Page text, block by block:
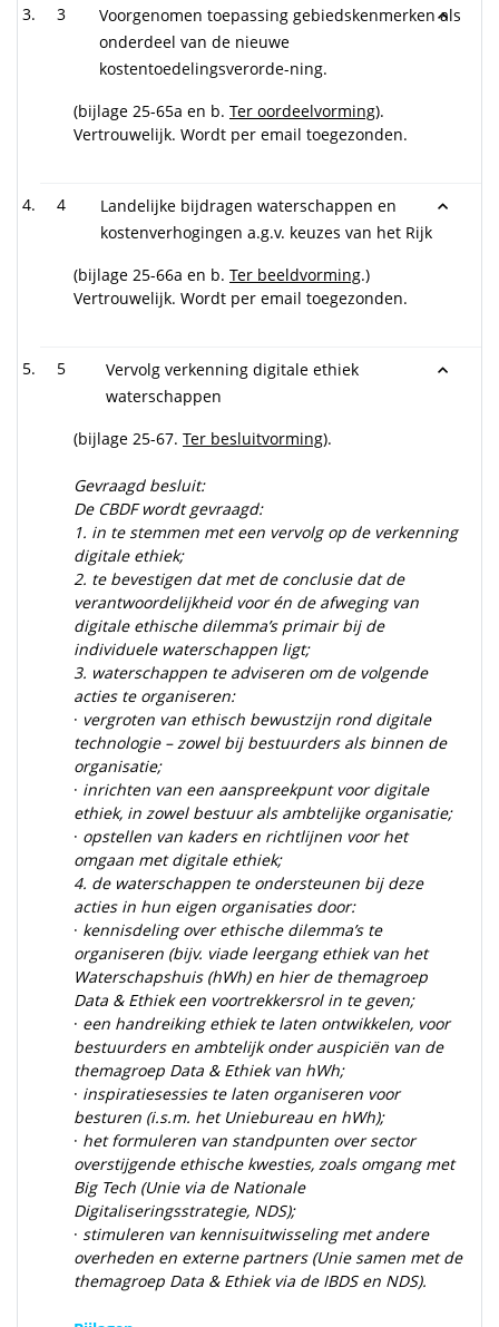
3
Voorgenomen toepassing gebiedskenmerken als
onderdeel van de nieuwe
kostentoedelingsverorde-ning.
(bijlage 25-65a en b. Ter oordeelvorming).
Vertrouwelijk. Wordt per email toegezonden.
4
Landelijke bijdragen waterschappen en
kostenverhogingen a.g.v. keuzes van het Rijk
(bijlage 25-66a en b. Ter beeldvorming.)
Vertrouwelijk. Wordt per email toegezonden.
5
Vervolg verkenning digitale ethiek
waterschappen
(bijlage 25-67. Ter besluitvorming).
Gevraagd besluit:
De CBDF wordt gevraagd:
1. in te stemmen met een vervolg op de verkenning
digitale ethiek;
2. te bevestigen dat met de conclusie dat de
verantwoordelijkheid voor én de afweging van
digitale ethische dilemma’s primair bij de
individuele waterschappen ligt;
3. waterschappen te adviseren om de volgende
acties te organiseren:
· vergroten van ethisch bewustzijn rond digitale
technologie – zowel bij bestuurders als binnen de
organisatie;
· inrichten van een aanspreekpunt voor digitale
ethiek, in zowel bestuur als ambtelijke organisatie;
· opstellen van kaders en richtlijnen voor het
omgaan met digitale ethiek;
4. de waterschappen te ondersteunen bij deze
acties in hun eigen organisaties door:
· kennisdeling over ethische dilemma’s te
organiseren (bijv. viade leergang ethiek van het
Waterschapshuis (hWh) en hier de themagroep
Data & Ethiek een voortrekkersrol in te geven;
· een handreiking ethiek te laten ontwikkelen, voor
bestuurders en ambtelijk onder auspiciën van de
themagroep Data & Ethiek van hWh;
· inspiratiesessies te laten organiseren voor
besturen (i.s.m. het Uniebureau en hWh);
· het formuleren van standpunten over sector
overstijgende ethische kwesties, zoals omgang met
Big Tech (Unie via de Nationale
Digitaliseringsstrategie, NDS);
· stimuleren van kennisuitwisseling met andere
overheden en externe partners (Unie samen met de
themagroep Data & Ethiek via de IBDS en NDS).